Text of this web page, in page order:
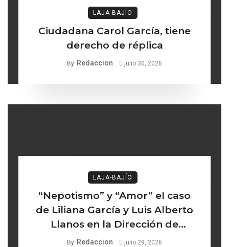
LAJA-BAJÍO
Ciudadana Carol García, tiene
derecho de réplica
By Redaccion julio 30, 2026
LAJA-BAJÍO
“Nepotismo” y “Amor” el caso
de Liliana García y Luis Alberto
Llanos en la Dirección de
Turismo de Comonfort la línea
By Redaccion julio 29, 2026